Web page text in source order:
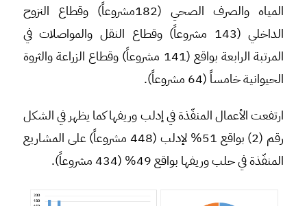
المياه والصرف الصحي (182مشروعاً) وقطاع النزوح
الداخلي (143 مشروعاً) وقطاع النقل والمواصلات في
المرتبة الرابعة بواقع (141 مشروعاً) وقطاع الزراعة والثروة
الحيوانية خامساً (64 مشروعاً).
ارتفعت الأعمال المنفّذة في إدلب وريفها كما يظهر في الشكل
رقم (2) بواقع 51% لإدلب (448 مشروعاً) على المشاريع
المنفّذة في حلب وريفها بواقع 49% (434 مشروعاً).